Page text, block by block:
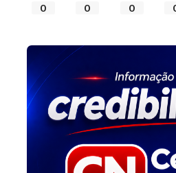
0 0 0